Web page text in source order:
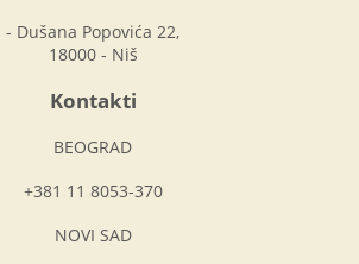
- Dušana Popovića 22,
18000 - Niš
Kontakti
BEOGRAD
+381 11 8053-370
NOVI SAD